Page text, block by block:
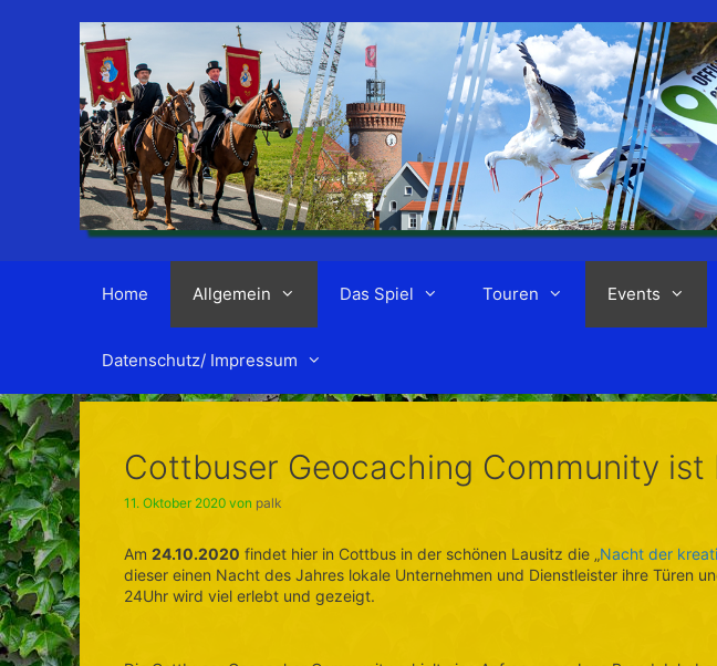
Home Allgemein Das Spiel Touren Events
Datenschutz/ Impressum
Cottbuser Geocaching Community ist
11. Oktober 2020 von palk
Am 24.10.2020 findet hier in Cottbus in der schönen Lausitz die „Nacht der
dieser einen Nacht des Jahres lokale Unternehmen und Dienstleister ihre Türen
24Uhr wird viel erlebt und gezeigt.